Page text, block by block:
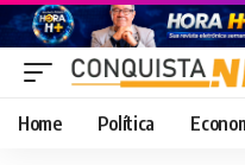
Home Política